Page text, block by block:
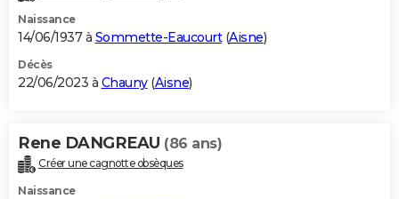
Naissance
14/06/1937 à Sommette-Eaucourt(Aisne)
Décès
22/06/2023 à Chauny(Aisne)
Rene DANGREAU (86 ans)
Créer une cagnotte obsèques
Naissance